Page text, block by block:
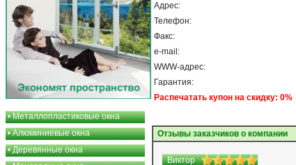
•Металлопластиковые окна
•Алюминиевые окна
•Деревянные окна
Адрес:
Телефон:
Факс:
e-mail:
WWW-адрес:
Гарантия:
Распечатать купон на скидку: 0%
Отзывы заказчиков о компании
Виктор